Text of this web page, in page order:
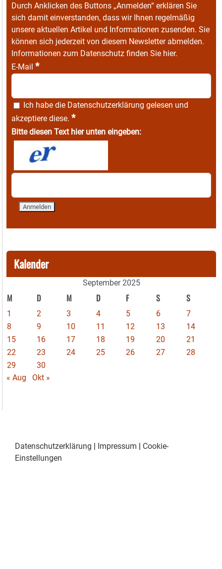
Durch Anklicken des Buttons „Anmelden“ erklären Sie
sich damit einverstanden, dass wir Ihnen regelmäßig
unsere aktuellen Artikel und Informationen zusenden. Sie
können sich jederzeit von diesem Newsletter abmelden.
Informationen zum Datenschutz finden Sie hier.
E-Mail *
Ich habe die Datenschutzerklärung gelesen und
akzeptiere diese. *
Bitte diesen Text hier unten eingeben:
Kalender
September 2025
M D M D F S S
1 2 3 4 5 6
7
8
9 10 11 12 13
14
15
16 17 18 19 20
21
22
23 24 25 26 27
28
29
30
« Aug
Okt »
Datenschutzerklärung | Impressum | Cookie-
Einstellungen